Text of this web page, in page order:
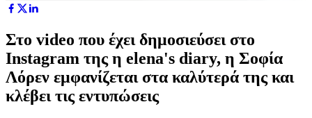
Στο video που έχει δημοσιεύσει στο
Instagram της η elena's diary, η Σοφία
Λόρεν εμφανίζεται στα καλύτερά της και
κλέβει τις εντυπώσεις